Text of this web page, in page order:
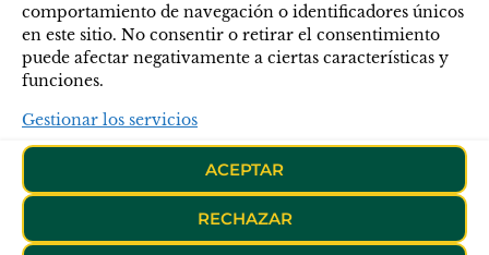
comportamiento de navegación o identificadores únicos
en este sitio. No consentir o retirar el consentimiento
puede afectar negativamente a ciertas características y
funciones.
Gestionar los servicios
ACEPTAR
RECHAZAR
Comandancia de Destino
Nick Telegram